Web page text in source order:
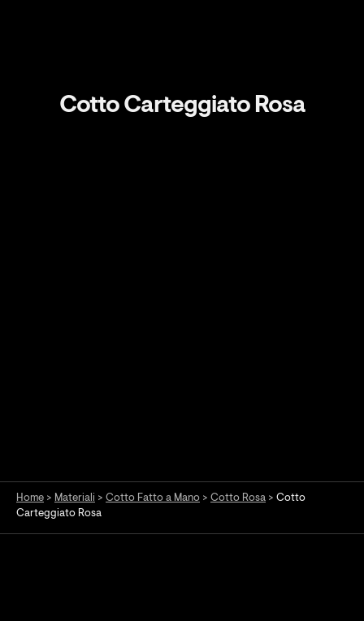
Cotto Carteggiato Rosa
Home > Materiali > Cotto Fatto a Mano > Cotto Rosa > Cotto
Carteggiato Rosa